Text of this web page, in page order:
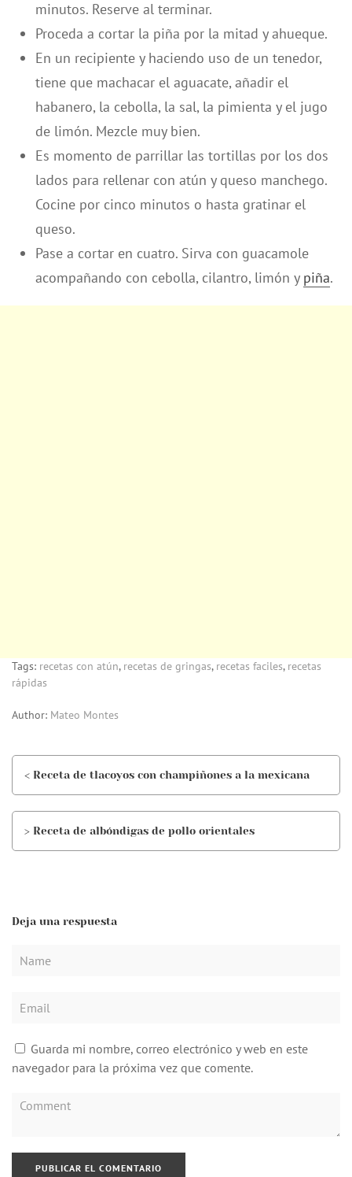
minutos. Reserve al terminar.
Proceda a cortar la piña por la mitad y ahueque.
En un recipiente y haciendo uso de un tenedor,
tiene que machacar el aguacate, añadir el
habanero, la cebolla, la sal, la pimienta y el jugo
de limón. Mezcle muy bien.
Es momento de parrillar las tortillas por los dos
lados para rellenar con atún y queso manchego.
Cocine por cinco minutos o hasta gratinar el
queso.
Pase a cortar en cuatro. Sirva con guacamole
acompañando con cebolla, cilantro, limón y piña.
Tags: recetas con atún, recetas de gringas, recetas faciles, recetas
rápidas
Author: Mateo Montes
< Receta de tlacoyos con champiñones a la mexicana
> Receta de albóndigas de pollo orientales
Deja una respuesta
Guarda mi nombre, correo electrónico y web en este
navegador para la próxima vez que comente.